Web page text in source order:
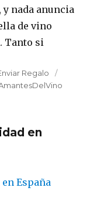
nada anuncia
de vino
Tanto si
Regalo
en